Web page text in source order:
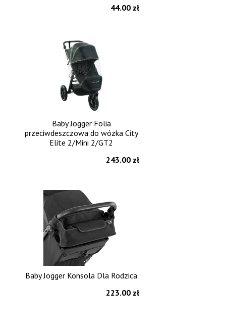
44.00 zł
Baby Jogger Folia
przeciwdeszczowa do wózka City
Elite 2/Mini 2/GT2
243.00 zł
Baby Jogger Konsola Dla Rodzica
223.00 zł